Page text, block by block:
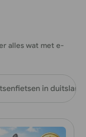
alles wat met e-
fietsen in duitsland